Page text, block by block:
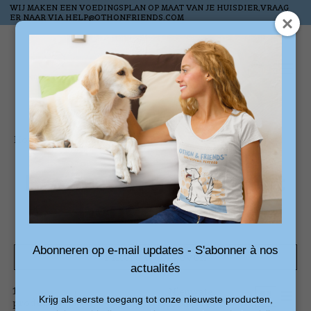
WIJ MAKEN EEN VOEDINGSPLAN OP MAAT VAN JE HUISDIER,VRAAG
ER NAAR VIA HELP@OTHONFRIENDS.COM
Verlanglijst
Home / Tags hondenbank
Producten getagd met
hondenbank
Filters weergeven
1
producten
op
producten
Abonneren op e-mail updates - S'abonner à nos
actualités
Krijg als eerste toegang tot onze nieuwste producten,